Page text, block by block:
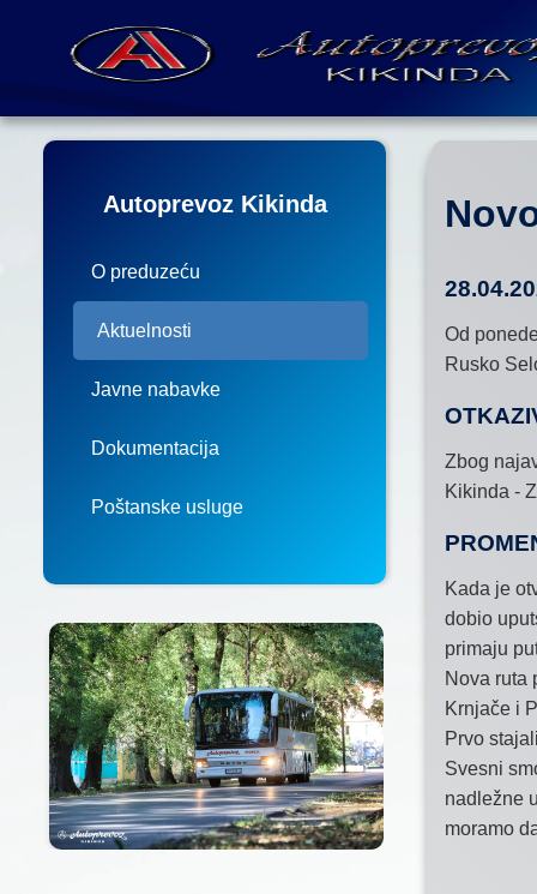
Autoprevoz Kikinda
O preduzeću
Aktuelnosti
Javne nabavke
Dokumentacija
Poštanske usluge
Od
Rusko
Zbog
Kikinda -
Kada je
dobio
primaju
Nova ruta
Krnjače i
Prvo
Svesni
nadležne
moramo